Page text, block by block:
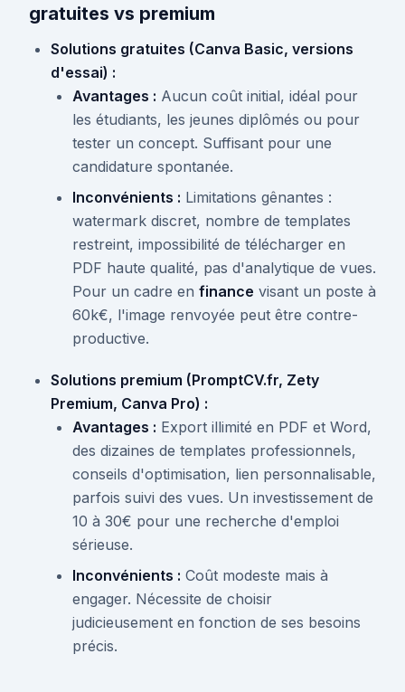
gratuites vs premium
Solutions gratuites (Canva Basic, versions
d'essai) :
Avantages : Aucun coût initial, idéal pour
les étudiants, les jeunes diplômés ou pour
tester un concept. Suffisant pour une
candidature spontanée.
Inconvénients : Limitations gênantes :
watermark discret, nombre de templates
restreint, impossibilité de télécharger en
PDF haute qualité, pas d'analytique de vues.
Pour un cadre en finance visant un poste à
60k€, l'image renvoyée peut être contre-
productive.
Solutions premium (PromptCV.fr, Zety
Premium, Canva Pro) :
Avantages : Export illimité en PDF et Word,
des dizaines de templates professionnels,
conseils d'optimisation, lien personnalisable,
parfois suivi des vues. Un investissement de
10 à 30€ pour une recherche d'emploi
sérieuse.
Inconvénients : Coût modeste mais à
engager. Nécessite de choisir
judicieusement en fonction de ses besoins
précis.